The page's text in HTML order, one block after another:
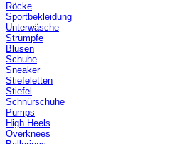
Röcke
Sportbekleidung
Unterwäsche
Strümpfe
Blusen
Schuhe
Sneaker
Stiefeletten
Stiefel
Schnürschuhe
Pumps
High Heels
Overknees